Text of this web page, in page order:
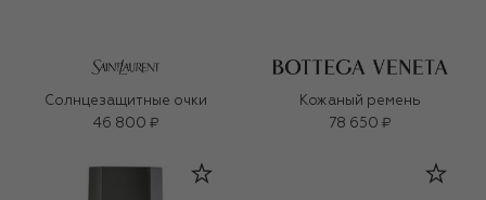
Солнцезащитные очки
46 800 ₽
Кожаный ремень
78 650 ₽